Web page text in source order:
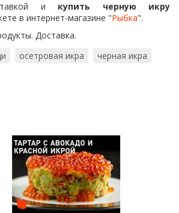
и купить черную икру
в интернет-магазине "Рыбка".
Доставка.
осетровая икра черная икра